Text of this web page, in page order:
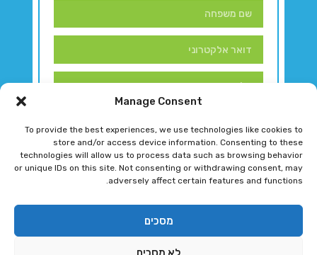
Manage Consent
To provide the best experiences, we use technologies like cookies to
store and/or access device information. Consenting to these
technologies will allow us to process data such as browsing behavior
or unique IDs on this site. Not consenting or withdrawing consent, may
adversely affect certain features and functions.
מסכים